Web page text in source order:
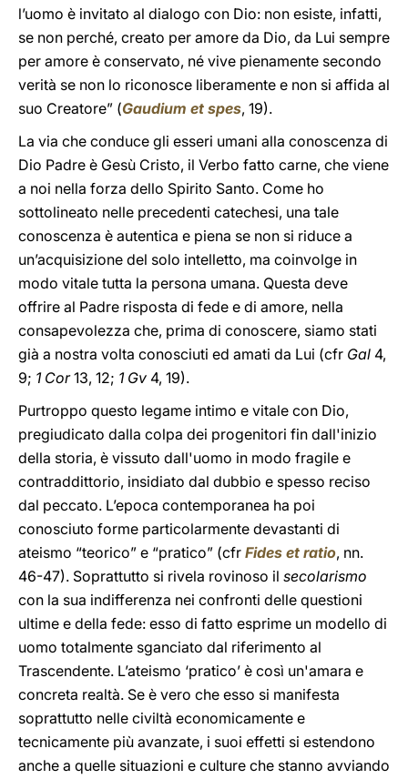
l’uomo è invitato al dialogo con Dio: non esiste, infatti,
se non perché, creato per amore da Dio, da Lui sempre
per amore è conservato, né vive pienamente secondo
verità se non lo riconosce liberamente e non si affida al
suo Creatore” (Gaudium et spes, 19).
La via che conduce gli esseri umani alla conoscenza di
Dio Padre è Gesù Cristo, il Verbo fatto carne, che viene
a noi nella forza dello Spirito Santo. Come ho
sottolineato nelle precedenti catechesi, una tale
conoscenza è autentica e piena se non si riduce a
un’acquisizione del solo intelletto, ma coinvolge in
modo vitale tutta la persona umana. Questa deve
offrire al Padre risposta di fede e di amore, nella
consapevolezza che, prima di conoscere, siamo stati
già a nostra volta conosciuti ed amati da Lui (cfr Gal 4,
9; 1 Cor13, 12; 1 Gv 4, 19).
Purtroppo questo legame intimo e vitale con Dio,
pregiudicato dalla colpa dei progenitori fin dall'inizio
della storia, è vissuto dall'uomo in modo fragile e
contraddittorio, insidiato dal dubbio e spesso reciso
dal peccato. L’epoca contemporanea ha poi
conosciuto forme particolarmente devastanti di
ateismo “teorico” e “pratico” (cfr Fides et ratio, nn.
46-47). Soprattutto si rivela rovinoso il secolarismo
con la sua indifferenza nei confronti delle questioni
ultime e della fede: esso di fatto esprime un modello di
uomo totalmente sganciato dal riferimento al
Trascendente. L’ateismo ‘pratico’ è così un'amara e
concreta realtà. Se è vero che esso si manifesta
soprattutto nelle civiltà economicamente e
tecnicamente più avanzate, i suoi effetti si estendono
anche a quelle situazioni e culture che stanno avviando